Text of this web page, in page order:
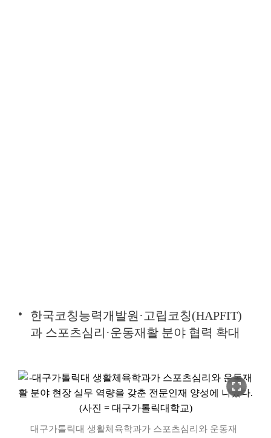
한국코칭능력개발원·고립코칭(HAPFIT)
과 스포츠심리·운동재활 분야 협력 확대
fullscreen
대구가톨릭대 생활체육학과가 스포츠심리와 운동재